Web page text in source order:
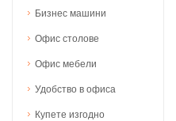
Бизнес машини
Офис столове
Офис мебели
Удобство в офиса
Купете изгодно